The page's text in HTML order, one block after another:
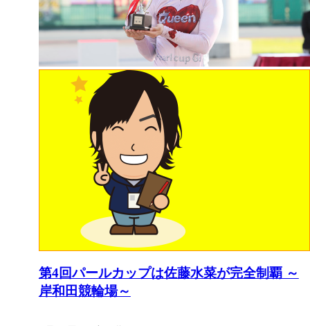
第4回パールカップは佐藤水菜が完全制覇 ～
岸和田競輪場～